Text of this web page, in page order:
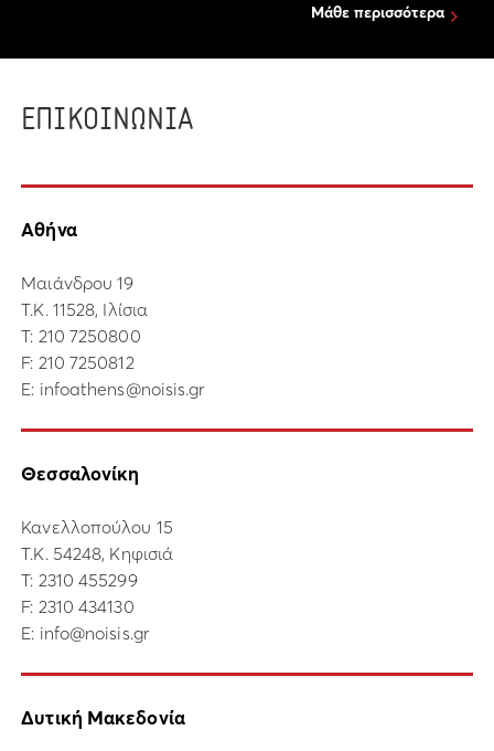
Μάθε περισσότερα
ΕΠΙΚΟΙΝΩΝΙΑ
Αθήνα
Μαιάνδρου 19
Τ.Κ. 11528, Ιλίσια
Τ: 210 7250800
F: 210 7250812
E: infoathens@noisis.gr
Θεσσαλονίκη
Κανελλοπούλου 15
Τ.Κ. 54248, Κηφισιά
Τ: 2310 455299
F: 2310 434130
E: info@noisis.gr
Δυτική Μακεδονία